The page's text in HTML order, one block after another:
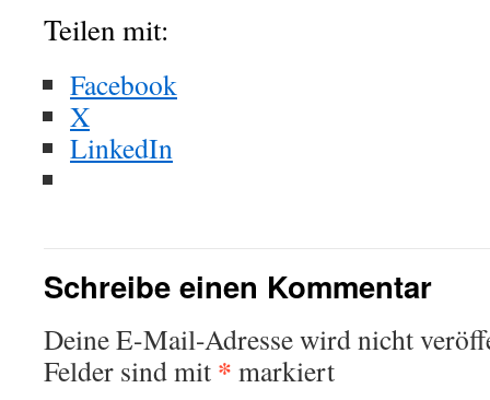
Teilen mit:
Facebook
X
LinkedIn
Schreibe einen Kommentar
Deine E-Mail-Adresse wird nicht
Felder sind mit * markiert